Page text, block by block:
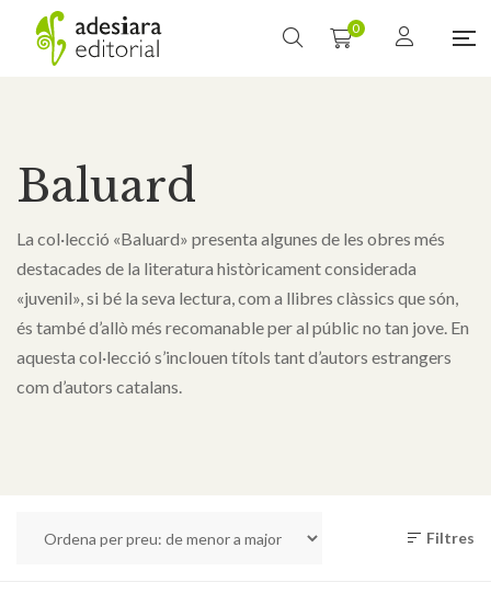
0
Baluard
La col·lecció «Baluard» presenta algunes de les obres més
destacades de la literatura històricament considerada
«juvenil», si bé la seva lectura, com a llibres clàssics que són,
és també d’allò més recomanable per al públic no tan jove. En
aquesta col·lecció s’inclouen títols tant d’autors estrangers
com d’autors catalans.
Filtres